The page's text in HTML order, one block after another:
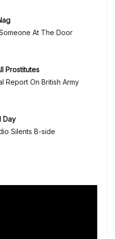
At The Door
Prostitutes
Report On British Army
Day
Silents B-side